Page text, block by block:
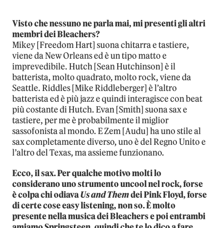
Visto che nessuno ne parla mai, mi presenti gli altri
membri dei Bleachers?
Mikey [Freedom Hart] suona chitarra e tastiere,
viene da New Orleans ed è un tipo matto e
imprevedibile. Hutch [Sean Hutchinson] è il
batterista, molto quadrato, molto rock, viene da
Seattle. Riddles [Mike Riddleberger] è l’altro
batterista ed è più jazz e quindi interagisce con beat
più costante di Hutch. Evan [Smith] suona sax e
tastiere, per me è probabilmente il miglior
sassofonista al mondo. E Zem [Audu] ha uno stile al
sax completamente diverso, uno è del Regno Unito e
l’altro del Texas, ma assieme funzionano.
Ecco, il sax. Per qualche motivo molti lo
considerano uno strumento uncool nel rock, forse
è colpa chi odiavaUs and Themdei Pink Floyd, forse
di certe cose easy listening, non so. È molto
presente nella musica dei Bleachers e poi entrambi